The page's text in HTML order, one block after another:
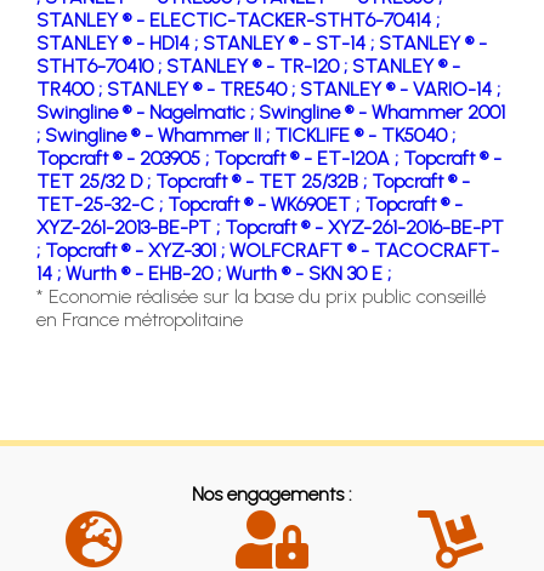
STANLEY ® - ELECTIC-TACKER-STHT6-70414 ;
STANLEY ® - HD14 ; STANLEY ® - ST-14 ; STANLEY ® -
STHT6-70410 ; STANLEY ® - TR-120 ; STANLEY ® -
TR400 ; STANLEY ® - TRE540 ; STANLEY ® - VARIO-14 ;
Swingline ® - Nagelmatic ; Swingline ® - Whammer 2001
; Swingline ® - Whammer II ; TICKLIFE ® - TK5040 ;
Topcraft ® - 203905 ; Topcraft ® - ET-120A ; Topcraft ® -
TET 25/32 D ; Topcraft ® - TET 25/32B ; Topcraft ® -
TET-25-32-C ; Topcraft ® - WK690ET ; Topcraft ® -
XYZ-261-2013-BE-PT ; Topcraft ® - XYZ-261-2016-BE-PT
; Topcraft ® - XYZ-301 ; WOLFCRAFT ® - TACOCRAFT-
14 ; Wurth ® - EHB-20 ; Wurth ® - SKN 30 E ;
* Economie réalisée sur la base du prix public conseillé
en France métropolitaine
Nos engagements :